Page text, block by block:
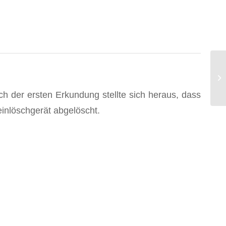
der ersten Erkundung stellte sich heraus, dass
abgelöscht.